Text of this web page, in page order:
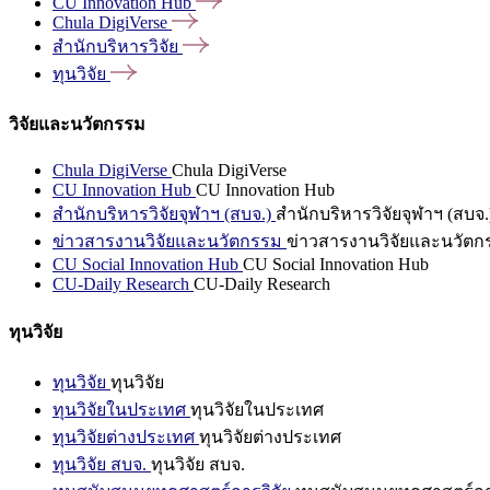
Chula DigiVerse
สำนักบริหารวิจัย
ทุนวิจัย
วิจัยและนวัตกรรม
Chula DigiVerse Chula DigiVerse
CU Innovation Hub CU Innovation Hub
สำนักบริหารวิจัยจุฬาฯ (สบจ.) สำนักบริหารวิจัยจุฬาฯ (สบจ
ข่าวสารงานวิจัยและนวัตกรรม ข่าวสารงานวิจัยและนวัตก
CU Social Innovation Hub CU Social Innovation Hub
CU-Daily Research CU-Daily Research
ทุนวิจัย
ทุนวิจัย ทุนวิจัย
ทุนวิจัยในประเทศ ทุนวิจัยในประเทศ
ทุนวิจัยต่างประเทศ ทุนวิจัยต่างประเทศ
ทุนวิจัย สบจ. ทุนวิจัย สบจ.